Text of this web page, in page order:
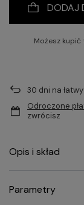
DODAJ
Możesz kupić
30 dni na
Odroczone
zwrócisz
Opis i skład
Parametry